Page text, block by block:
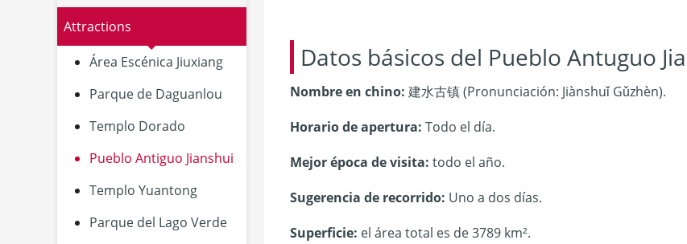
Attractions
Área Escénica Jiuxiang
Parque de Daguanlou
Templo Dorado
Pueblo Antiguo Jianshui
Templo Yuantong
Parque del Lago Verde
Datos básicos del Pueblo Antuguo
Nombre en chino: 建水古镇 (Pronunciación: Jiànshuǐ Gǔzhèn).
Horario de apertura: Todo el día.
Mejor época de visita: todo el año.
Sugerencia de recorrido: Uno a dos días.
Superficie: el área total es de 3789 km².